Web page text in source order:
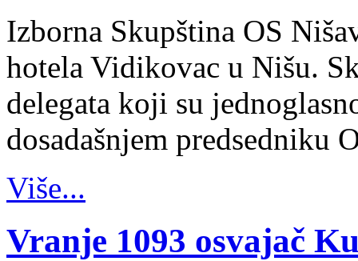
Izborna Skupština OS
hotela Vidikovac u Nišu.
delegata koji su
dosadašnjem predsedniku
Više...
Vranje 1093 osvajač